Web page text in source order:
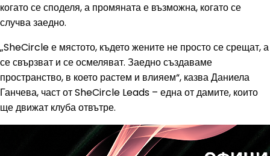
когато се споделя, а промяната е възможна, когато се
случва заедно.
„SheCircle е мястото, където жените не просто се срещат, а
се свързват и се осмеляват. Заедно създаваме
пространство, в което растем и влияем“, казва Даниела
Ганчева, част от SheCircle Leads – една от дамите, които
ще движат клуба отвътре.